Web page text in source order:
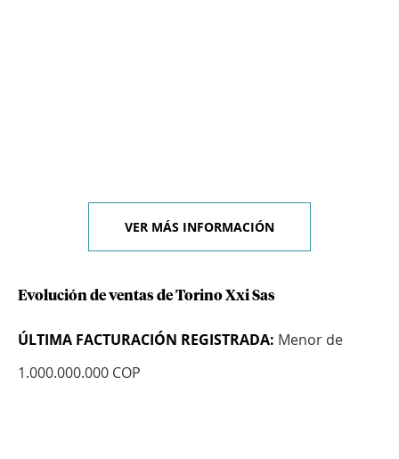
VER MÁS INFORMACIÓN
Evolución de ventas de Torino Xxi Sas
ÚLTIMA FACTURACIÓN REGISTRADA: Menor de
1.000.000.000 COP